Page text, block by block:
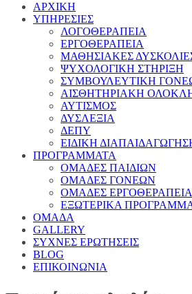
ΑΡΧΙΚΗ
ΥΠΗΡΕΣΙΕΣ
ΛΟΓΟΘΕΡΑΠΕΙΑ
ΕΡΓΟΘΕΡΑΠΕΙΑ
ΜΑΘΗΣΙΑΚΕΣ
ΨΥΧΟΛΟΓΙΚΗ ΣΤΗΡΙΞΗ
ΣΥΜΒΟΥΛΕΥΤΙΚΗ
ΑΙΣΘΗΤΗΡΙΑΚΗ
ΑΥΤΙΣΜΟΣ
ΔΥΣΛΕΞΙΑ
ΔΕΠΥ
ΕΙΔΙΚΗ
ΠΡΟΓΡΑΜΜΑΤΑ
ΟΜΑΔΕΣ ΠΑΙΔΙΩΝ
ΟΜΑΔΕΣ ΓΟΝΕΩΝ
ΟΜΑΔΕΣ
ΕΞΩΤΕΡΙΚΑ
ΟΜΑΔΑ
GALLERY
ΣΥΧΝΕΣ ΕΡΩΤΗΣΕΙΣ
BLOG
ΕΠΙΚΟΙΝΩΝΙΑ